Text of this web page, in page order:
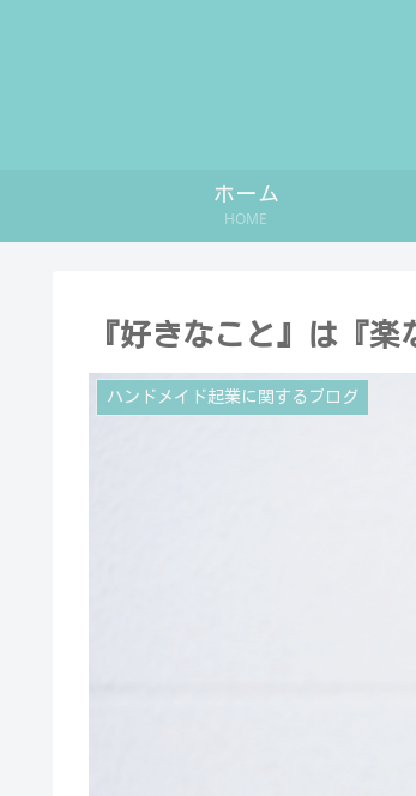
ホーム
HOME
『好きなこと』は『
ハンドメイド起業に関するブログ